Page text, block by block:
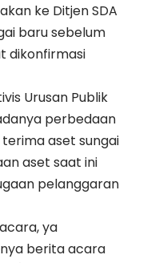
ke Ditjen SDA
baru sebelum
dikonfirmasi
Urusan Publik
perbedaan
aset sungai
aset saat ini
pelanggaran
ya
berita acara